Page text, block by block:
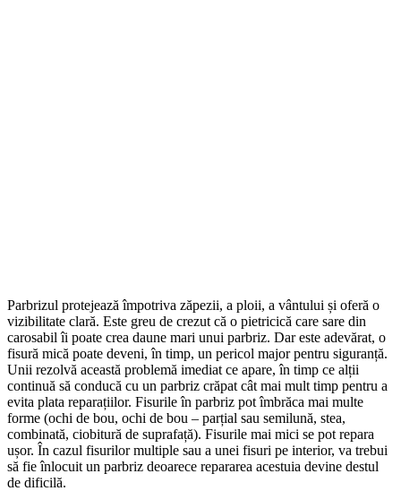
Parbrizul protejează împotriva zăpezii, a ploii, a vântului și oferă o
vizibilitate clară. Este greu de crezut că o pietricică care sare din
carosabil îi poate crea daune mari unui parbriz. Dar este adevărat, o
fisură mică poate deveni, în timp, un pericol major pentru siguranță.
Unii rezolvă această problemă imediat ce apare, în timp ce alții
continuă să conducă cu un parbriz crăpat cât mai mult timp pentru a
evita plata reparațiilor. Fisurile în parbriz pot îmbrăca mai multe
forme (ochi de bou, ochi de bou – parțial sau semilună, stea,
combinată, ciobitură de suprafață). Fisurile mai mici se pot repara
ușor. În cazul fisurilor multiple sau a unei fisuri pe interior, va trebui
să fie înlocuit un parbriz deoarece repararea acestuia devine destul
de dificilă.